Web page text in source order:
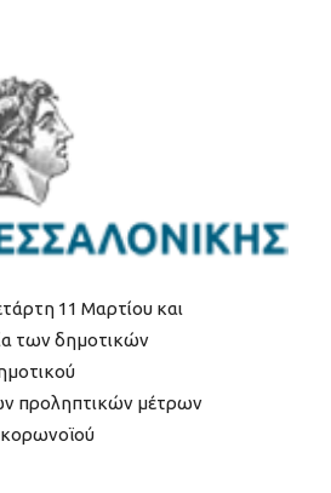
11 Μαρτίου και
των δημοτικών
προληπτικών μέτρων